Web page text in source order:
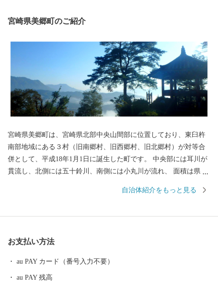
宮崎県美郷町のご紹介
宮崎県美郷町は、宮崎県北部中央山間部に位置しており、東臼杵
南部地域にある３村（旧南郷村、旧西郷村、旧北郷村）が対等合
併として、平成18年1月1日に誕生した町です。 中央部には耳川が
貫流し、北側には五十鈴川、南側には小丸川が流れ、 面積は県土
環境に恵まれています。 美郷町には数多くの観光地及びお祭り、
自治体紹介をもっと見る
お支払い方法
au PAY カード（番号入力不要）
au PAY 残高